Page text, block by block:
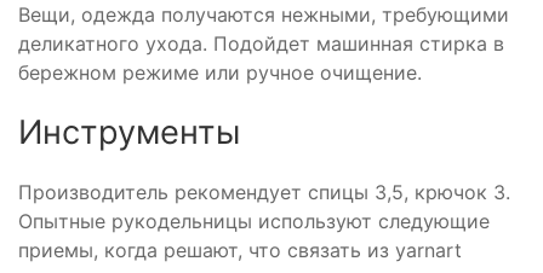
Вещи, одежда получаются нежными, требующими
деликатного ухода. Подойдет машинная стирка в
бережном режиме или ручное очищение.
Инструменты
Производитель рекомендует спицы 3,5, крючок 3.
Опытные рукодельницы используют следующие
приемы, когда решают, что связать из yarnart